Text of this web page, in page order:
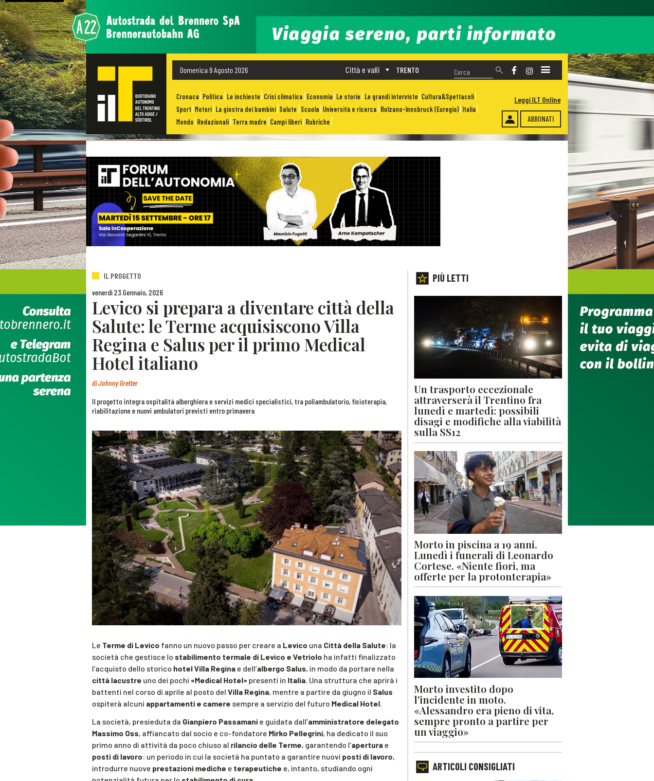
Domenica 9 Agosto 2026 TRENTO
Città e valli
Cronaca Politica Le inchieste Crisi climatica Economia Le storie Le grandi interviste Cultura&Spettacoli
Sport Motori La giostra dei bambini Salute Scuola Università e ricerca Bolzano-Innsbruck (Euregio) Italia
Mondo Redazionali Terra madre Campi liberi Rubriche ABBONATI
Leggi ILT Online
IL PROGETTO
venerdì 23 Gennaio, 2026
Levico si prepara a diventare città della
Salute: le Terme acquisiscono Villa
Regina e Salus per il primo Medical
Hotel italiano
diJohnny Gretter
Il progetto integra ospitalità alberghiera e servizi medici specialistici, tra poliambulatorio, fisioterapia,
riabilitazione e nuovi ambulatori previsti entro primavera
Le Terme di Levico fanno un nuovo passo per creare a Levico una Città della Salute: la
società che gestisce lo stabilimento termale di Levico e Vetriolo ha infatti finalizzato
l’acquisto dello storico hotel Villa Regina e dell’albergo Salus, in modo da portare nella
città lacustre uno dei pochi «Medical Hotel» presenti in Italia. Una struttura che aprirà i
battenti nel corso di aprile al posto del Villa Regina, mentre a partire da giugno il Salus
ospiterà alcuni appartamenti e camere sempre a servizio del futuro Medical Hotel.
La società, presieduta da Gianpiero Passamani e guidata dall’amministratore delegato
Massimo Oss, affiancato dal socio e co-fondatore Mirko Pellegrini, ha dedicato il suo
primo anno di attività da poco chiuso al rilancio delle Terme, garantendo l’apertura e
posti di lavoro: un periodo in cui la società ha puntato a garantire nuovi posti di lavoro,
introdurre nuove prestazioni mediche e terapeutiche e, intanto, studiando ogni
PIÙ LETTI
Un trasporto eccezionale
attraverserà il Trentino fra
lunedì e martedì: possibili
disagi e modifiche alla viabilità
sulla SS12
Morto in piscina a 19 anni.
Lunedì i funerali di Leonardo
Cortese. «Niente fiori, ma
offerte per la protonterapia»
Morto investito dopo
l'incidente in moto.
«Alessandro era pieno di vita,
sempre pronto a partire per
un viaggio»
ARTICOLI CONSIGLIATI